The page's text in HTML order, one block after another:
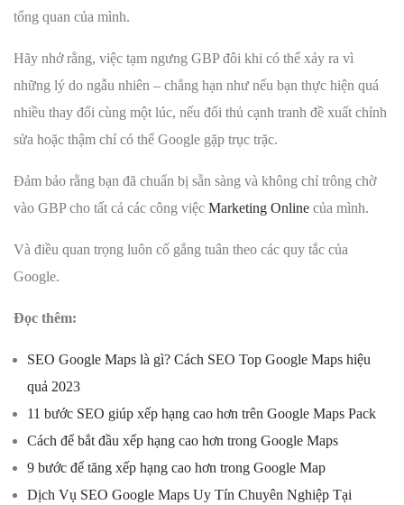
tổng quan của mình.
Hãy nhớ rằng, việc tạm ngưng GBP đôi khi có thể xảy ra vì
những lý do ngẫu nhiên – chẳng hạn như nếu bạn thực hiện quá
nhiều thay đổi cùng một lúc, nếu đối thủ cạnh tranh đề xuất chỉnh
sửa hoặc thậm chí có thể Google gặp trục trặc.
Đảm bảo rằng bạn đã chuẩn bị sẵn sàng và không chỉ trông chờ
vào GBP cho tất cả các công việc Marketing Online của mình.
Và điều quan trọng luôn cố gắng tuân theo các quy tắc của
Google.
Đọc thêm:
SEO Google Maps là gì? Cách SEO Top Google Maps hiệu
quả 2023
11 bước SEO giúp xếp hạng cao hơn trên Google Maps Pack
Cách để bắt đầu xếp hạng cao hơn trong Google Maps
9 bước để tăng xếp hạng cao hơn trong Google Map
Dịch Vụ SEO Google Maps Uy Tín Chuyên Nghiệp Tại